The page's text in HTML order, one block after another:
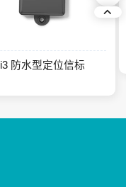
i3 防水型定位信标